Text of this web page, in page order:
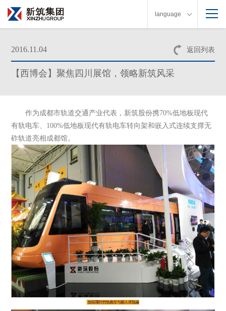
language
返回列表
2016.11.04
【西博会】聚焦四川展馆，领略新筑风采
作为成都市轨道交通产业代表，新筑股份携70%低地板现代
有轨电车、100%低地板现代有轨电车转向架和嵌入式连续支撑无
砟轨道亮相成都馆。